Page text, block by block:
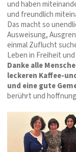
und haben
und freundlich
Das macht so
Ausweisung,
einmal Zuflucht
Leben in Freiheit
Danke alle
leckeren Kaffee-
und eine gute
berührt und